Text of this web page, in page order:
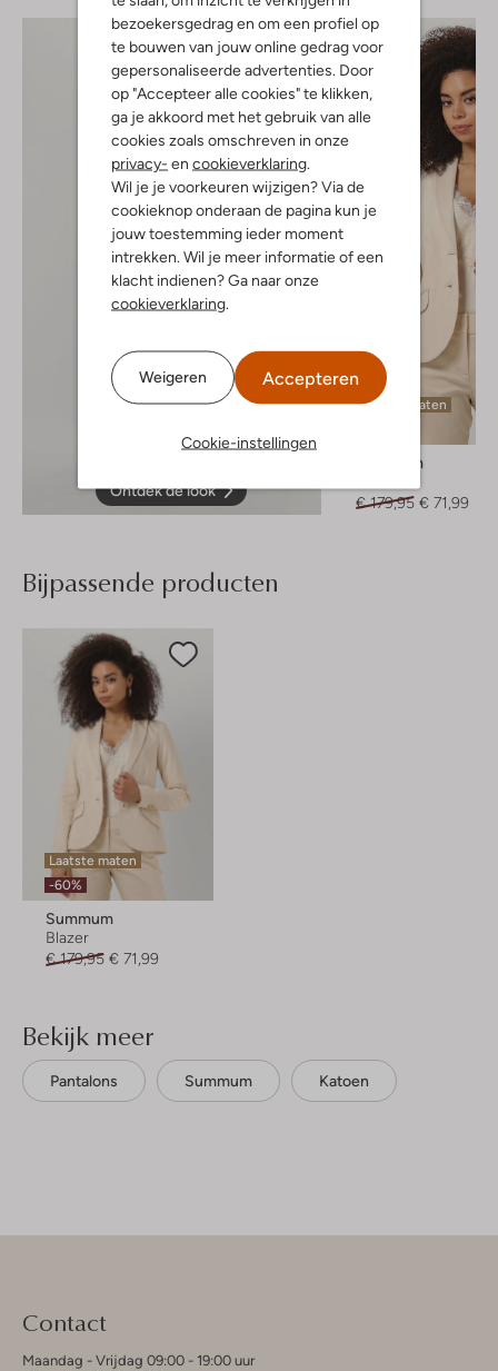
bezoekersgedrag en om een profiel op
te bouwen van jouw online gedrag voor
gepersonaliseerde advertenties. Door
op "Accepteer alle cookies" te klikken,
ga je akkoord met het gebruik van alle
cookies zoals omschreven in onze
privacy- en cookieverklaring
Wil je je voorkeuren wijzigen? Via de
cookieknop onderaan de pagina kun je
jouw toestemming ieder moment
intrekken. Wil je meer informatie of een
klacht indienen? Ga naar onze
cookieverklaring
Weigeren Accepteren
Cookie-instellingen
Ontdek de look
Laatste maten
Summum
€ 179,95 € 71,99
Bijpassende producten
Laatste maten
-60%
Summum
Blazer
€ 179,95 € 71,99
Bekijk meer
Pantalons Summum Katoen
Contact
Maandag - Vrijdag 09:00 - 19:00 uur